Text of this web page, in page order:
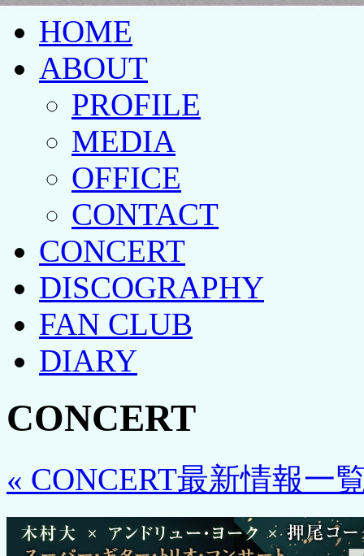
HOME
ABOUT
PROFILE
MEDIA
OFFICE
CONTACT
CONCERT
DISCOGRAPHY
FAN CLUB
DIARY
CONCERT
« CONCERT最新情報一